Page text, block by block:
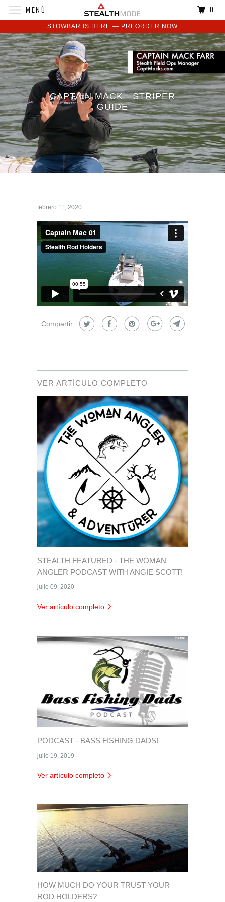
STOWBAR IS HERE — PREORDER NOW
CAPTAIN MACK - STRIPER
GUIDE
febrero 11, 2020
Compartir:
VER ARTÍCULO COMPLETO
STEALTH FEATURED - THE WOMAN
ANGLER PODCAST WITH ANGIE SCOTT!
julio 09, 2020
Ver artículo completo
PODCAST - BASS FISHING DADS!
julio 19, 2019
Ver artículo completo
HOW MUCH DO YOUR TRUST YOUR
ROD HOLDERS?
MENÚ 0